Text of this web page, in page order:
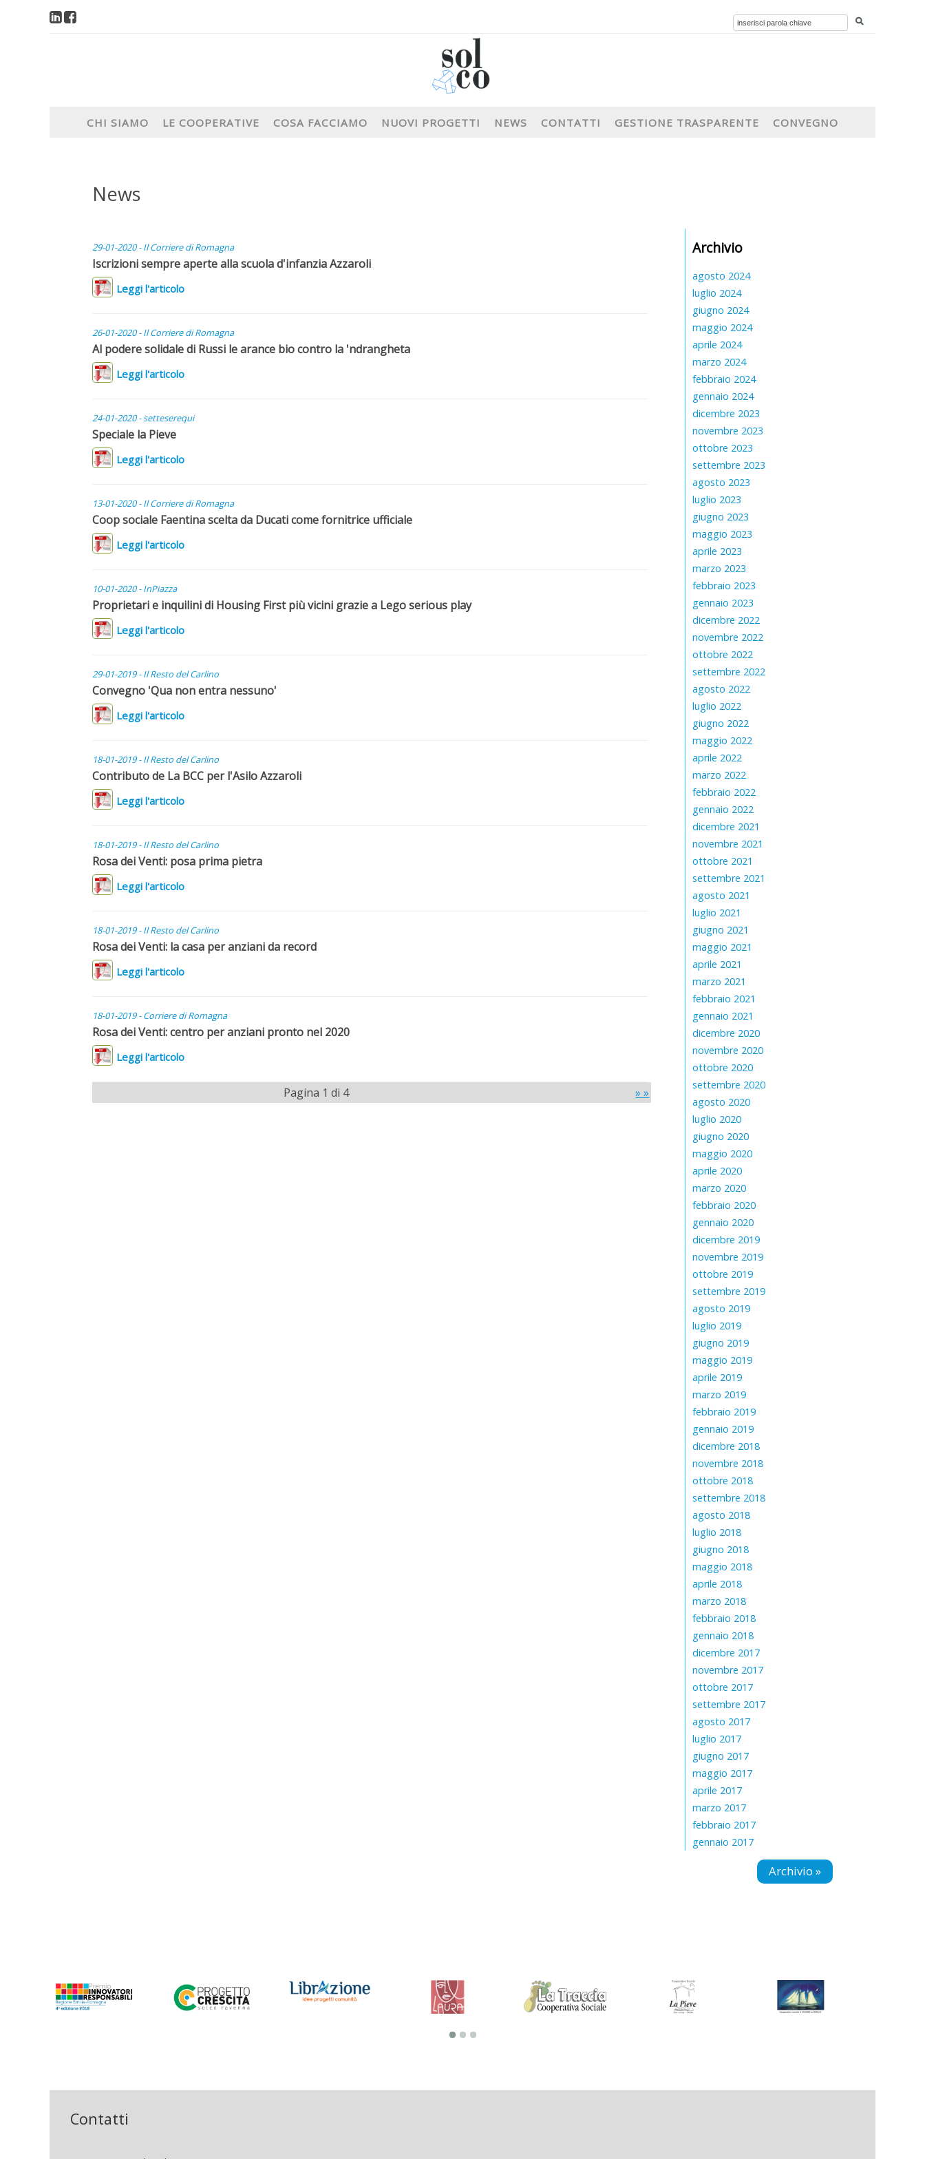
CHI SIAMO LE COOPERATIVE COSA FACCIAMO NUOVI PROGETTI NEWS CONTATTI GESTIONE TRASPARENTE CONVEGNO
News
29-01-2020 - Il Corriere di Romagna
Iscrizioni sempre aperte alla scuola d'infanzia Azzaroli
Leggi l'articolo
26-01-2020 - Il Corriere di Romagna
Al podere solidale di Russi le arance bio contro la 'ndrangheta
Leggi l'articolo
24-01-2020 - setteserequi
Speciale la Pieve
Leggi l'articolo
13-01-2020 - Il Corriere di Romagna
Coop sociale Faentina scelta da Ducati come fornitrice ufficiale
Leggi l'articolo
10-01-2020 - InPiazza
Proprietari e inquilini di Housing First più vicini grazie a Lego serious play
Leggi l'articolo
29-01-2019 - Il Resto del Carlino
Convegno 'Qua non entra nessuno'
Leggi l'articolo
18-01-2019 - Il Resto del Carlino
Contributo de La BCC per l'Asilo Azzaroli
Leggi l'articolo
18-01-2019 - Il Resto del Carlino
Rosa dei Venti: posa prima pietra
Leggi l'articolo
18-01-2019 - Il Resto del Carlino
Rosa dei Venti: la casa per anziani da record
Leggi l'articolo
18-01-2019 - Corriere di Romagna
Rosa dei Venti: centro per anziani pronto nel 2020
Leggi l'articolo
Pagina 1 di 4 » »
Archivio
agosto 2024
luglio 2024
giugno 2024
maggio 2024
aprile 2024
marzo 2024
febbraio 2024
gennaio 2024
dicembre 2023
novembre 2023
ottobre 2023
settembre 2023
agosto 2023
luglio 2023
giugno 2023
maggio 2023
aprile 2023
marzo 2023
febbraio 2023
gennaio 2023
dicembre 2022
novembre 2022
ottobre 2022
settembre 2022
agosto 2022
luglio 2022
giugno 2022
maggio 2022
aprile 2022
marzo 2022
febbraio 2022
gennaio 2022
dicembre 2021
novembre 2021
ottobre 2021
settembre 2021
agosto 2021
luglio 2021
giugno 2021
maggio 2021
aprile 2021
marzo 2021
febbraio 2021
gennaio 2021
dicembre 2020
novembre 2020
ottobre 2020
settembre 2020
agosto 2020
luglio 2020
giugno 2020
maggio 2020
aprile 2020
marzo 2020
febbraio 2020
gennaio 2020
dicembre 2019
novembre 2019
ottobre 2019
settembre 2019
agosto 2019
luglio 2019
giugno 2019
maggio 2019
aprile 2019
marzo 2019
febbraio 2019
gennaio 2019
dicembre 2018
novembre 2018
ottobre 2018
settembre 2018
agosto 2018
luglio 2018
giugno 2018
maggio 2018
aprile 2018
marzo 2018
febbraio 2018
gennaio 2018
dicembre 2017
novembre 2017
ottobre 2017
settembre 2017
agosto 2017
luglio 2017
giugno 2017
maggio 2017
aprile 2017
marzo 2017
febbraio 2017
gennaio 2017
Archivio »
Contatti